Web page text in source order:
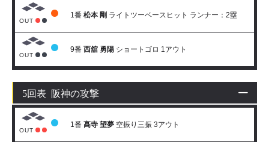
OUT
1番 松本 剛 ライトツーベースヒット ランナー：2塁
OUT
9番 西舘 勇陽 ショートゴロ 1アウト
5回表 阪神の攻撃
OUT
1番 髙寺 望夢 空振り三振 3アウト